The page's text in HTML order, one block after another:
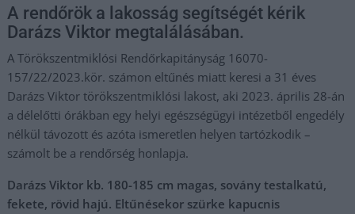
A rendőrök a lakosság segítségét kérik
Darázs Viktor megtalálásában.
A Törökszentmiklósi Rendőrkapitányság 16070-
157/22/2023.kör. számon eltűnés miatt keresi a 31 éves
Darázs Viktor törökszentmiklósi lakost, aki 2023. április 28-án
a délelőtti órákban egy helyi egészségügyi intézetből engedély
nélkül távozott és azóta ismeretlen helyen tartózkodik –
számolt be a rendőrség honlapja.
Darázs Viktor kb. 180-185 cm magas, sovány testalkatú,
fekete, rövid hajú. Eltűnésekor szürke kapucnis